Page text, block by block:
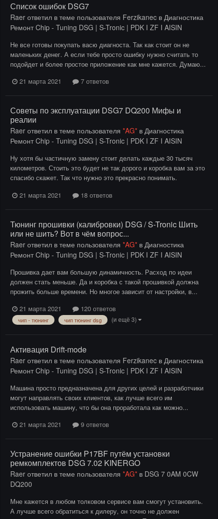
Список ошибок DSG7
Raer ответил в теме пользователя Ferzikanec в Диагностика
Ремонт Chip - Tuning DSG | S-Tronic | PDK I ZF I AISIN
Не все готовы покупать васю диагноста. Так как стоит он не
маленьких денег. А если тебе просто ошибку нужно считать то
подойдет и более простое приложение как мне кажется. Думаю...
21 марта 2021
7 ответов
Советы по эксплуатации DSG7 DQ200 Мифы и
реалии
Raer ответил в теме пользователя *AG* в Диагностика
Ремонт Chip - Tuning DSG | S-Tronic | PDK I ZF I AISIN
Ну хотя бы частичную замену стоит делать каждые 30 тысяч
километров. Стоить это будет не так дорого и коробка вам за это
спасибо скажет. Так что нужно это прекрасно понимать.
21 марта 2021
18 ответов
Тюнинг прошивки (калибровки) DSG / S-Tronic Шить
или не шить? Вот в чём вопрос...
Raer ответил в теме пользователя *AG* в Диагностика
Ремонт Chip - Tuning DSG | S-Tronic | PDK I ZF I AISIN
Прошивка дает вам большую динамичность. Расход по идеи
должен стать меньше. Да и коробка с такой прошивкой должна
прожить больше времени. Но многое зависит от настройки, в...
21 марта 2021
120 ответов
чип - тюнинг чип тюнинг dsg (и ещё 3)
Активация Drift-mode
Raer ответил в теме пользователя Ferzikanec в Диагностика
Ремонт Chip - Tuning DSG | S-Tronic | PDK I ZF I AISIN
Машина просто предназначена для других целей и разработчики
могут направлять своих клиентов, как лучше всего им
использовать машину, что бы она проработала как можно...
21 марта 2021
9 ответов
Устранение ошибки P17BF путём установки
ремкомплектов DSG 7.02 KINERGO
Raer ответил в теме пользователя *AG* в DSG 7 0AM 0CW
DQ200
Мне кажется в любом толковом сервисе вам смогут установить.
А лучше всего обратиться к дилеру, он точно не должен